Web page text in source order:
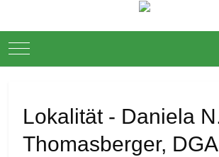
Mobile Menu Toggle
Lokalität - Daniela
Thomasberger,